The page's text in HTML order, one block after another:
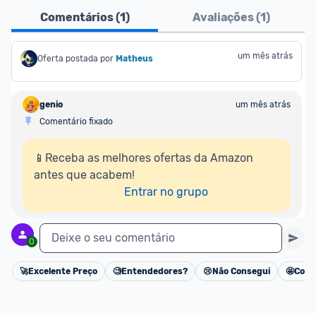
Comentários (1) Avaliações (1)
Oferta postada por Matheus um mês atrás
genio
um mês atrás
Comentário fixado
📱Receba as melhores ofertas da Amazon
antes que acabem!
Entrar no grupo
0 Deixe o seu comentário
Cancelar
🚀Excelente Preço 🧐Entendedores? 😢 Não Consegui 🤩